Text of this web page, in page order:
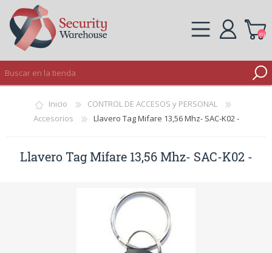
INICIAR SESIÓN
(0)
Inicio
CONTROL DE ACCESOS y PERSONAL
Accesorios
Llavero Tag Mifare 13,56 Mhz- SAC-K02 -
Llavero Tag Mifare 13,56 Mhz- SAC-K02 -